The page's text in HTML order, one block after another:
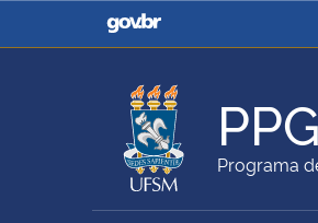
Casa Civil
Ministério da Agricultura,
Pecuária e Abastecimento
Programa